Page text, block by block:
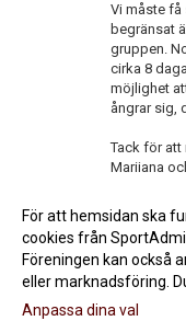
Vi måste få
begränsat
gruppen.
cirka 8
möjlighet
ångrar sig,
Tack för att
Marijana
<< Tillbaka
För att hemsidan ska
cookies från
Föreningen kan också
eller marknadsföring.
Anpassa dina val